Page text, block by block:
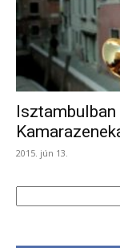
2015. jún 13.